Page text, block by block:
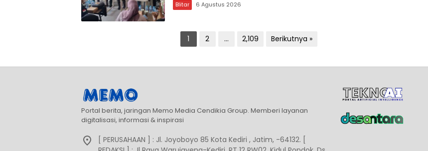
Blitar 6 Agustus 2026
1 2 … 2,109 Berikutnya »
Portal berita, jaringan Memo Media Cendikia Group. Memberi layanan
digitalisasi, informasi & inspirasi
[ PERUSAHAAN ] : Jl. Joyoboyo 85 Kota Kediri , Jatim, -64132. [